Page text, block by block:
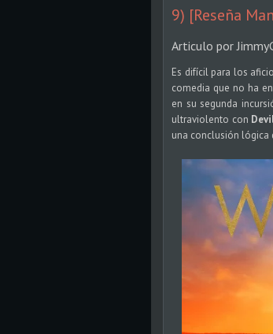
9) [Reseña
Articulo por
Es difícil para los
comedia que no ha
en su segunda
ultraviolento con
una conclusión lógica